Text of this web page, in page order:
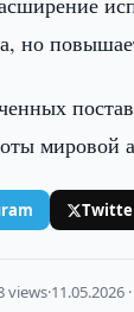
но
мировой
views·11.05.2026